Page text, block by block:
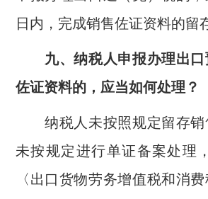
日内，完成销售佐证资料的留
九、纳税人申报办理出口
佐证资料的，应当如何处理？
纳税人未按照规定留存销
未按规定进行单证备案处理
〈出口货物劳务增值税和消